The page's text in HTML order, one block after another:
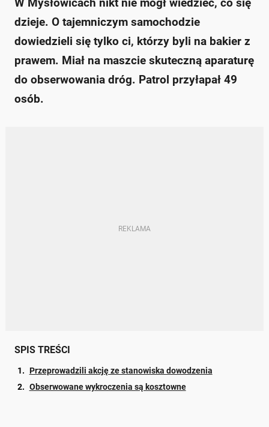
W Mysłowicach nikt nie mógł wiedzieć, co się
dzieje. O tajemniczym samochodzie
dowiedzieli się tylko ci, którzy byli na bakier z
prawem. Miał na maszcie skuteczną aparaturę
do obserwowania dróg. Patrol przyłapał 49
osób.
SPIS TREŚCI
Przeprowadzili akcję ze stanowiska dowodzenia
Obserwowane wykroczenia są kosztowne